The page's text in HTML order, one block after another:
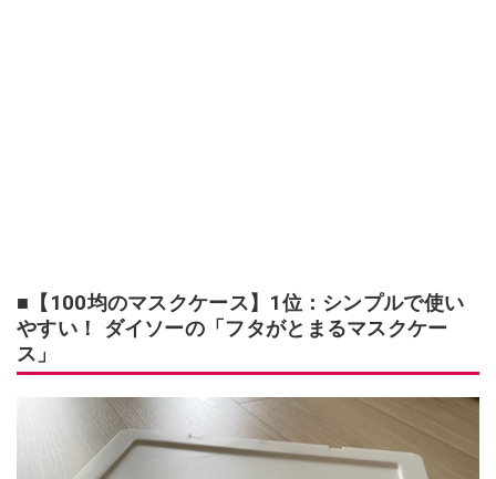
■【100均のマスクケース】1位：シンプルで使い
やすい！ ダイソーの「フタがとまるマスクケー
ス」